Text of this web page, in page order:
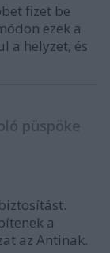
fizet be
ezek a
a helyzet, és
püspöke
a
az Antinak.